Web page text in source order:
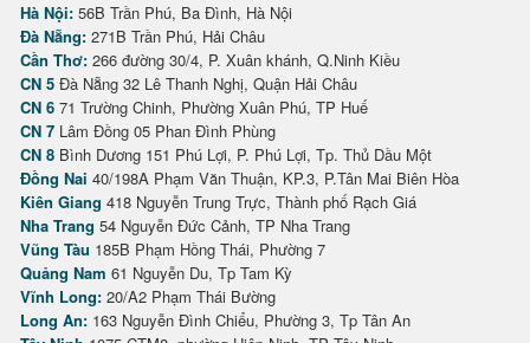
Hà Nội: 56B Trần Phú, Ba Đình, Hà Nội
Đà Nẵng: 271B Trần Phú, Hải Châu
Cần Thơ: 266 đường 30/4, P. Xuân khánh, Q.Ninh Kiều
CN 5 Đà Nẵng 32 Lê Thanh Nghị, Quận Hải Châu
CN 6 71 Trường Chinh, Phường Xuân Phú, TP Huế
CN 7 Lâm Đồng 05 Phan Đình Phùng
CN 8 Bình Dương 151 Phú Lợi, P. Phú Lợi, Tp. Thủ Dầu Một
Đồng Nai 40/198A Phạm Văn Thuận, KP.3, P.Tân Mai Biên Hòa
Kiên Giang 418 Nguyễn Trung Trực, Thành phố Rạch Giá
Nha Trang 54 Nguyễn Đức Cảnh, TP Nha Trang
Vũng Tàu 185B Phạm Hồng Thái, Phường 7
Quảng Nam 61 Nguyễn Du, Tp Tam Kỳ
Vĩnh Long: 20/A2 Phạm Thái Bường
Long An: 163 Nguyễn Đình Chiểu, Phường 3, Tp Tân An